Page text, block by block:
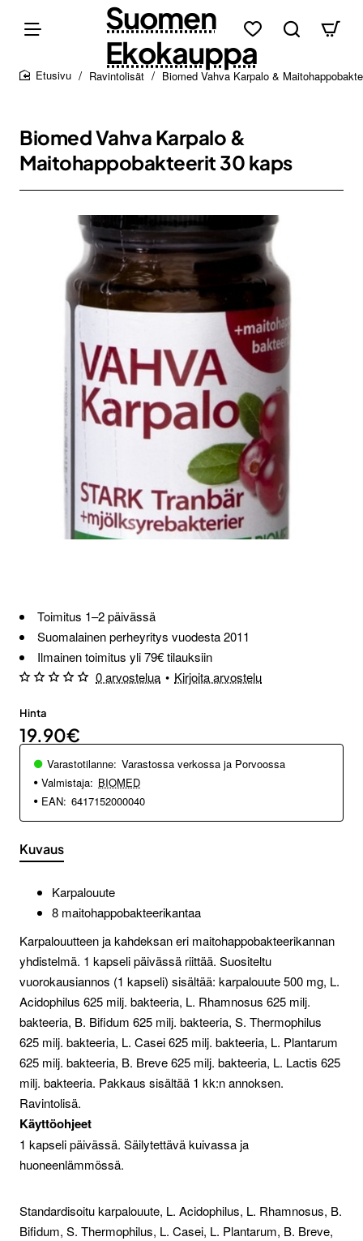
Suomen
Ekokauppa
Ravintolisät Biomed Vahva Karpalo &
Biomed Vahva Karpalo &
Maitohappobakteerit 30 kaps
Toimitus 1–2 päivässä
Suomalainen perheyritys vuodesta 2011
Ilmainen toimitus yli 79€ tilauksiin
0 arvostelua • Kirjoita arvostelu
Hinta
19.90€
Varastotilanne: Varastossa verkossa ja Porvoossa
Valmistaja: BIOMED
EAN: 6417152000040
Kuvaus
Karpalouute
8 maitohappobakteerikantaa
Karpalouutteen ja kahdeksan eri maitohappobakteerikannan
yhdistelmä. 1 kapseli päivässä riittää. Suositeltu
vuorokausiannos (1 kapseli) sisältää: karpalouute 500 mg, L.
Acidophilus 625 milj. bakteeria, L. Rhamnosus 625 milj.
bakteeria, B. Bifidum 625 milj. bakteeria, S. Thermophilus
625 milj. bakteeria, L. Casei 625 milj. bakteeria, L. Plantarum
625 milj. bakteeria, B. Breve 625 milj. bakteeria, L. Lactis 625
milj. bakteeria. Pakkaus sisältää 1 kk:n annoksen.
Ravintolisä.
Käyttöohjeet
1 kapseli päivässä. Säilytettävä kuivassa ja
huoneenlämmössä.
Standardisoitu karpalouute, L. Acidophilus, L. Rhamnosus, B.
Bifidum, S. Thermophilus, L. Casei, L. Plantarum, B. Breve,